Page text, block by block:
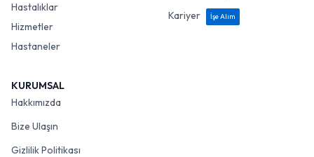
Hastalıklar
Hizmetler
Hastaneler
Kariyer
İşe Alım
KURUMSAL
Hakkımızda
Bize Ulaşın
Gizlilik Politikası